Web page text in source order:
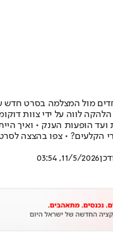
מול המצלמה בסרט חדש
לווה על ידי צוות
הופעות הענק • ואיך
הקלעים? • צפו בהצצה
11/5/2026, 03:54